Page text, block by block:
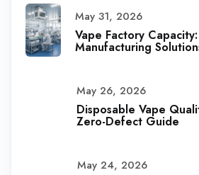
May 31, 2026
Vape Factory
Manufacturing
May 26, 2026
Disposable Vape
Zero-Defect Guide
May 24, 2026